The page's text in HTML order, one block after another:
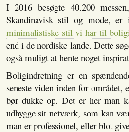
I 2016 besøgte 40.200
Skandinavisk stil og mode,
minimalistiske stil vi har til
end i de nordiske lande. Dette
også muligt at hente noget
Boligindretning er en
seneste viden inden for området,
bør dukke op. Det er her man
udbygge sit netværk, som kan
man er professionel, eller blot